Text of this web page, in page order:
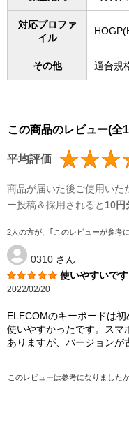
対応プロファ
イル
その他 適合規
この商品のレビュー(全
平均評価
商品が届いた後ご使用いた
ー投稿＆採用されると 10円
2人の方が、｢このレビューが参考
0310 さん
使いやすいです
2022/02/20
ELECOMのキーボードは
使いやすかったです。スマ
ありますが、バージョンが
このレビューは参考になりました